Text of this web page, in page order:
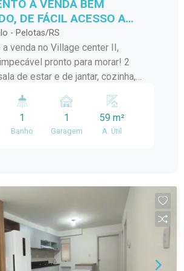
A VENDA BEM
DE FÁCIL ACESSO A
DA CIDADE!
- Pelotas/RS
venda no Village center II,
pronto para morar! 2
de estar e de jantar, cozinha,
no dia a dia!
1
Banho
1
Garagem
59 m²
A. Útil